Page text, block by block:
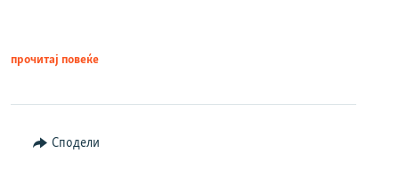
прочитај повеќе
Сподели